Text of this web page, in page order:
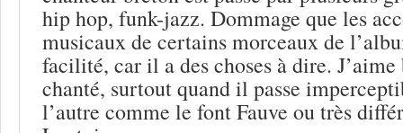
hip hop, funk-jazz. Dommage que les
musicaux de certains morceaux de
facilité, car il a des choses à dire.
chanté, surtout quand il passe
l’autre comme le font Fauve ou très